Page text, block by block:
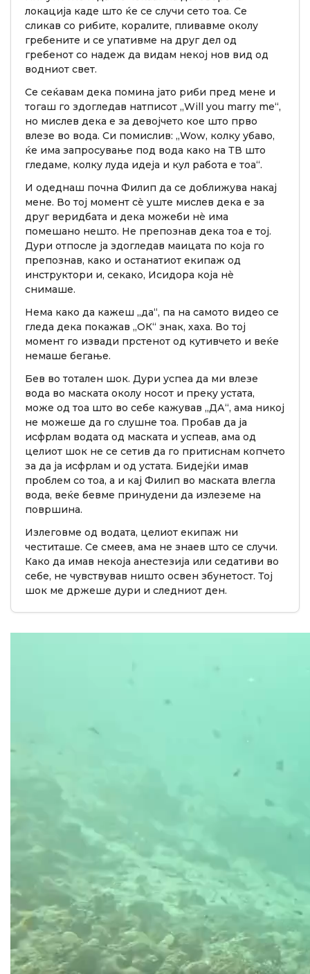
локација каде што ќе се случи сето тоа. Се
сликав со рибите, коралите, пливавме околу
гребените и се упативме на друг дел од
гребенот со надеж да видам некој нов вид од
водниот свет.
Се сеќавам дека помина јато риби пред мене и
тогаш го здогледав натписот „Will you marry me“,
но мислев дека е за девојчето кое што прво
влезе во вода. Си помислив: „Wow, колку убаво,
ќе има запросување под вода како на ТВ што
гледаме, колку луда идеја и кул работа е тоа“.
И одеднаш почна Филип да се доближува накај
мене. Во тој момент сè уште мислев дека е за
друг веридбата и дека можеби нè има
помешано нешто. Не препознав дека тоа е тој.
Дури отпосле ја здогледав маицата по која го
препознав, како и останатиот екипаж од
инструктори и, секако, Исидора која нè
снимаше.
Нема како да кажеш „да“, па на самото видео се
гледа дека покажав „ОК“ знак, хаха. Во тој
момент го извади прстенот од кутивчето и веќе
немаше бегање.
Бев во тотален шок. Дури успеа да ми влезе
вода во маската околу носот и преку устата,
може од тоа што во себе кажував „ДА“, ама никој
не можеше да го слушне тоа. Пробав да ја
исфрлам водата од маската и успеав, ама од
целиот шок не се сетив да го притиснам копчето
за да ја исфрлам и од устата. Бидејќи имав
проблем со тоа, а и кај Филип во маската влегла
вода, веќе бевме принудени да излеземе на
површина.
Излеговме од водата, целиот екипаж ни
честиташе. Се смеев, ама не знаев што се случи.
Како да имав некоја анестезија или седативи во
себе, не чувствував ништо освен збунетост. Тој
шок ме држеше дури и следниот ден.